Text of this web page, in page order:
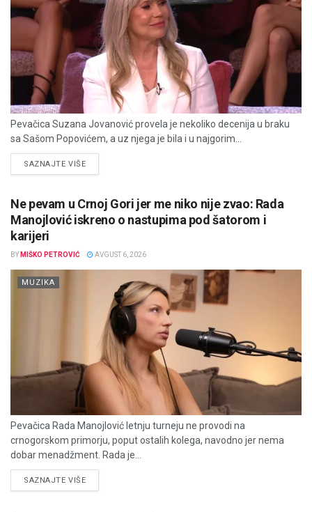
Pevačica Suzana Jovanović provela je nekoliko decenija u braku
sa Sašom Popovićem, a uz njega je bila i u najgorim...
SAZNAJTE VIŠEDETAILS
Ne pevam u Crnoj Gori jer me niko nije zvao: Rada
Manojlović iskreno o nastupima pod šatorom i
karijeri
BY MIŠKO PETROVIĆ AVGUST 6, 2026
MUZIKA
Pevačica Rada Manojlović letnju turneju ne provodi na
crnogorskom primorju, poput ostalih kolega, navodno jer nema
dobar menadžment. Rada je...
SAZNAJTE VIŠEDETAILS